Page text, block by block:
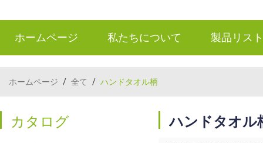
ホームページ 私たちについて 製品リスト
ホームページ / 全て / ハンドタオル柄
カタログ ハンドタオル